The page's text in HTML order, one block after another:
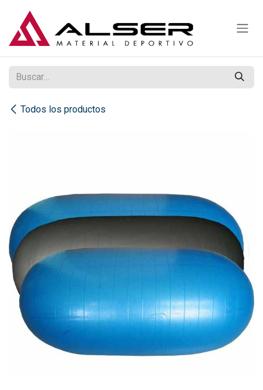
Todos los productos